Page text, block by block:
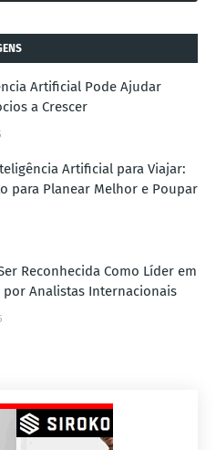
Artificial Pode Ajudar
a Crescer
Artificial para Viajar:
para Planear Melhor e Poupar
Reconhecida Como Líder em
por Analistas Internacionais